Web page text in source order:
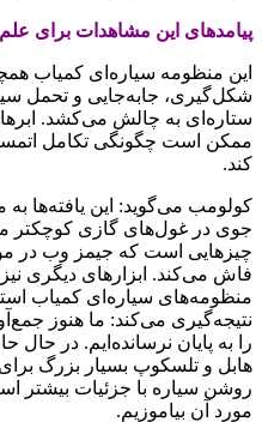
پیامدهای این مشاهدات برای
این منظومه سیاره‌ای کمیاب
شکل‌گیری، جابه‌جایی و تحمل
ستاره‌ای به چالش می‌کشد.
ممکن است چگونگی تکامل
کند.
کولومب می‌گوید: این یافته‌ها به
جوی در غول‌های گازی کوچکتر
چیزهایی است که جیمز وب در
فاش می‌کند. ابزارهای دیگری
منظومه‌های سیاره‌ای کمیاب
نتیجه‌گیری می‌کند: ما هنوز
را به پایان نرسانده‌ایم. در
هابل و تلسکوپ بسیار بزرگ
روشن سیاره با جزئیات بیشتر
مورد آن بیاموزیم.